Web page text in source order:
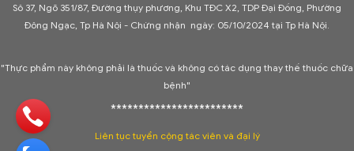
Sô 37, Ngõ 351/87, Đường thụy phương, Khu TĐC X2, TDP Đại Đồng, Phường
Đông Ngạc, Tp Hà Nội - Chứng nhận ngày: 05/10/2024 tại Tp Hà Nội.
"Thực phẩm này không phải là thuốc và không có tác dụng thay thế thuốc chữa
bệnh"
************************
Liên tục tuyển cộng tác viên và đại lý